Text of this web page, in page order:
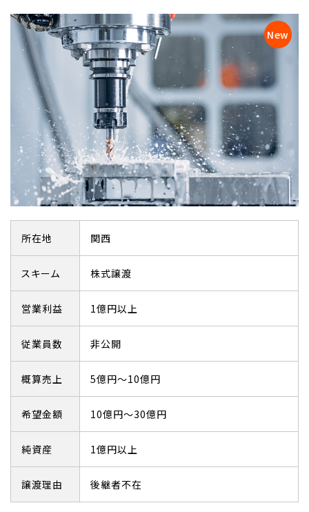
所在地 関西
スキーム 株式譲渡
営業利益 1億円以上
従業員数 非公開
概算売上 5億円～10億円
希望金額 10億円～30億円
純資産 1億円以上
譲渡理由 後継者不在